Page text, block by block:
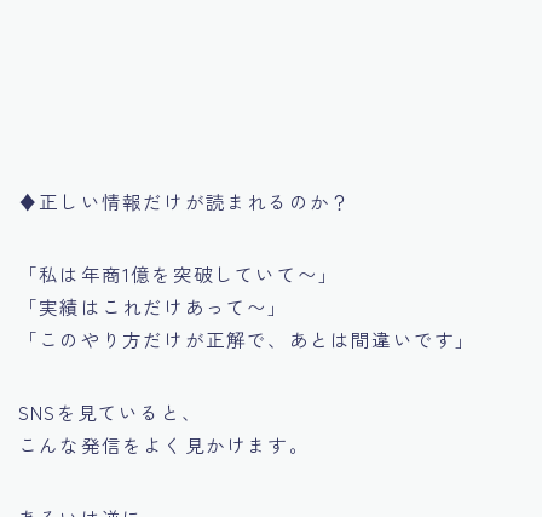
♦︎正しい情報だけが読まれるのか？
「私は年商1億を突破していて〜」
「実績はこれだけあって〜」
「このやり方だけが正解で、あとは間違いです」
SNSを見ていると、
こんな発信をよく見かけます。